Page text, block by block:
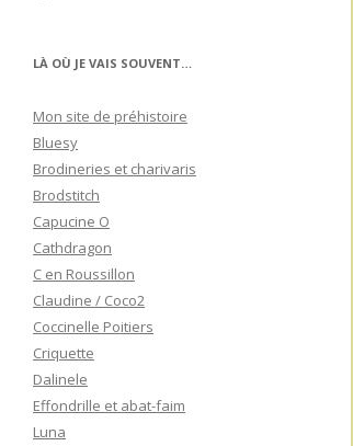
LÀ OÙ JE VAIS SOUVENT…
Mon site de préhistoire
Bluesy
Brodineries et charivaris
Brodstitch
Capucine O
Cathdragon
C en Roussillon
Claudine / Coco2
Coccinelle Poitiers
Criquette
Dalinele
Effondrille et abat-faim
Luna